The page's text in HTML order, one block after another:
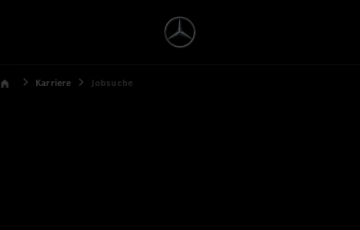
Karriere Jobsuche